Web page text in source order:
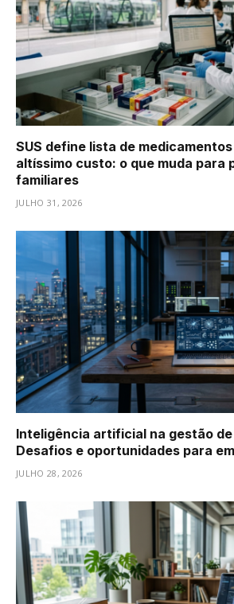
SUS define lista de
altíssimo custo: o que muda para
familiares
JULHO 31, 2026
Inteligência artificial na gestão
Desafios e oportunidades para
JULHO 28, 2026